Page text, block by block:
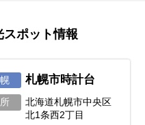
ポット情報
札幌市時計台
北海道札幌市中央区
北1条西2丁目